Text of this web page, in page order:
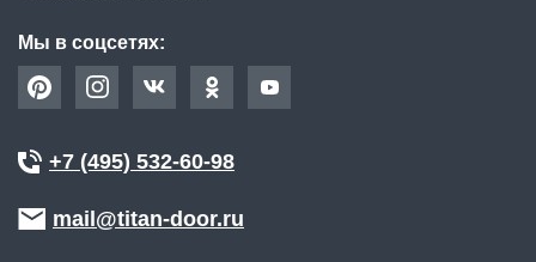
Мы в соцсетях:
+7 (495) 532-60-98
mail@titan-door.ru